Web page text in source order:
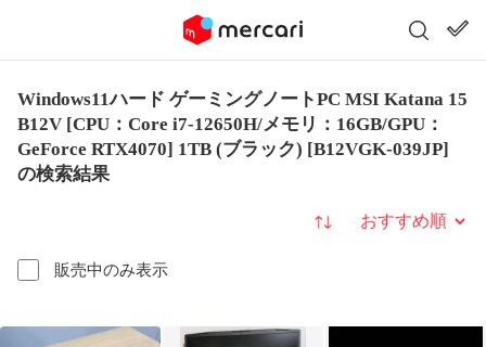
Windows11ハード ゲーミングノートPC MSI Katana 15
B12V [CPU：Core i7-12650H/メモリ：16GB/GPU：
GeForce RTX4070] 1TB (ブラック) [B12VGK-039JP]
の検索結果
販売中のみ表示
並び替え